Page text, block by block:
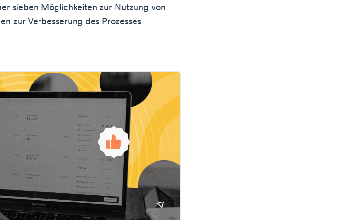
sieben Möglichkeiten zur Nutzung von
zur Verbesserung des Prozesses